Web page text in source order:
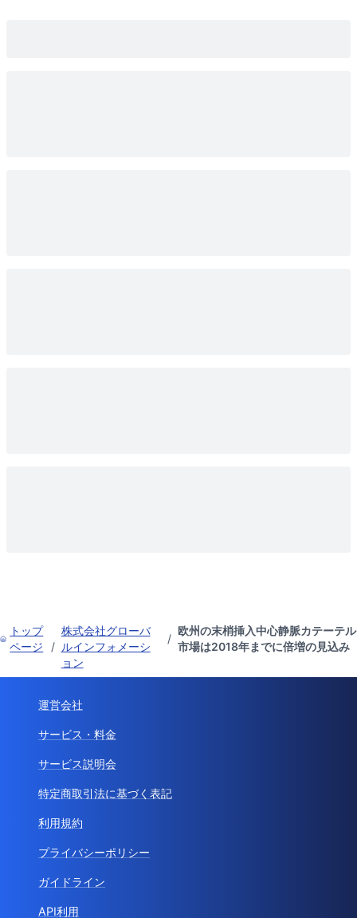
トップ
ページ
/
株式会社グローバ
ルインフォメーシ
ョン
/
欧州の末梢挿入中心静脈カテーテル
市場は2018年までに倍増の見込み
運営会社
サービス・料金
サービス説明会
特定商取引法に基づく表記
利用規約
プライバシーポリシー
ガイドライン
API利用